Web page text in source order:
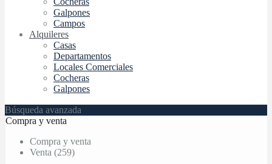
Galpones
Campos
Alquileres
Casas
Departamentos
Locales Comerciales
Cocheras
Galpones
Búsqueda avanzada
Compra y venta
Compra y venta
Venta (259)